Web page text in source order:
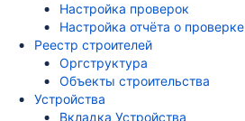
Настройка проверок
Настройка отчёта о проверке
Реестр строителей
Оргструктура
Объекты строительства
Устройства
Вкладка Устройства